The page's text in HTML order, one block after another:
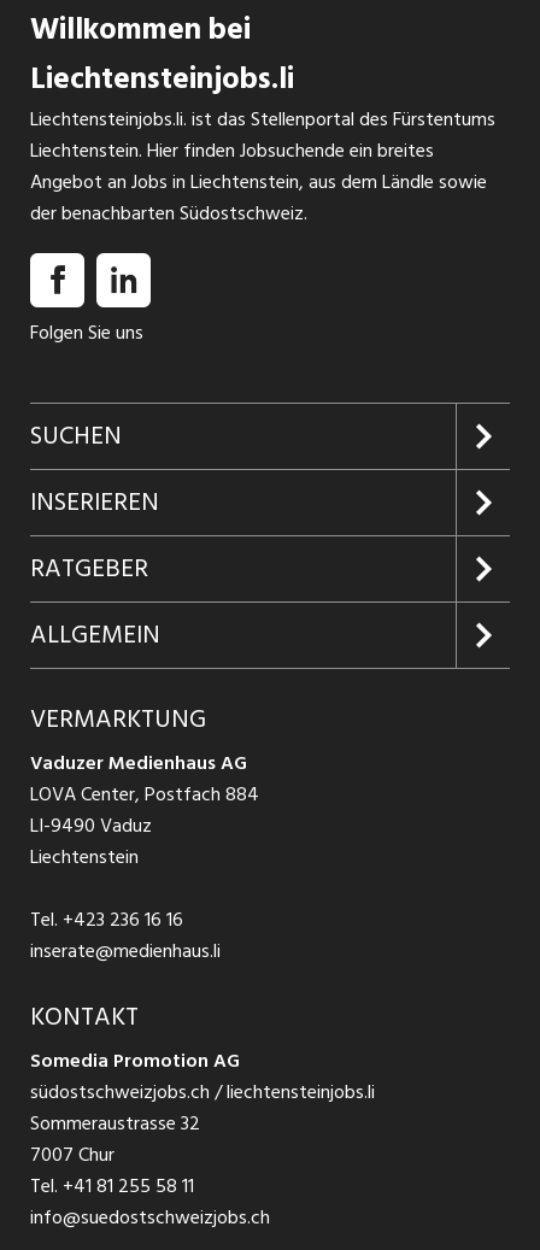
Willkommen bei
Liechtensteinjobs.li
Liechtensteinjobs.li. ist das Stellenportal des Fürstentums
Liechtenstein. Hier finden Jobsuchende ein breites
Angebot an Jobs in Liechtenstein, aus dem Ländle sowie
der benachbarten Südostschweiz.
Folgen Sie uns
SUCHEN
Jobs suchen
Jobabo
Firmen entdecken
Jobs in Graubünden
Jobs in St. Gallen
Jobs in Glarus
Jobs in der Südostschweiz
Temporär Jobs
Teilzeit Jobs
Praktikum
INSERIEREN
Kundenlogin
Inserieren
Produkte
Schnittstelle
RATGEBER
Glossar
Ratgeber Bewerbung / Rekrutierung
ALLGEMEIN
AGB
Datenschutzbestimmungen
Nutzungsbedingungen
Impressum
VERMARKTUNG
Vaduzer Medienhaus AG
LOVA Center, Postfach 884
LI-9490 Vaduz
Liechtenstein
Tel. +423 236 16 16
inserate@medienhaus.li
KONTAKT
Somedia Promotion AG
südostschweizjobs.ch / liechtensteinjobs.li
Sommeraustrasse 32
7007 Chur
Tel. +41 81 255 58 11
info@suedostschweizjobs.ch